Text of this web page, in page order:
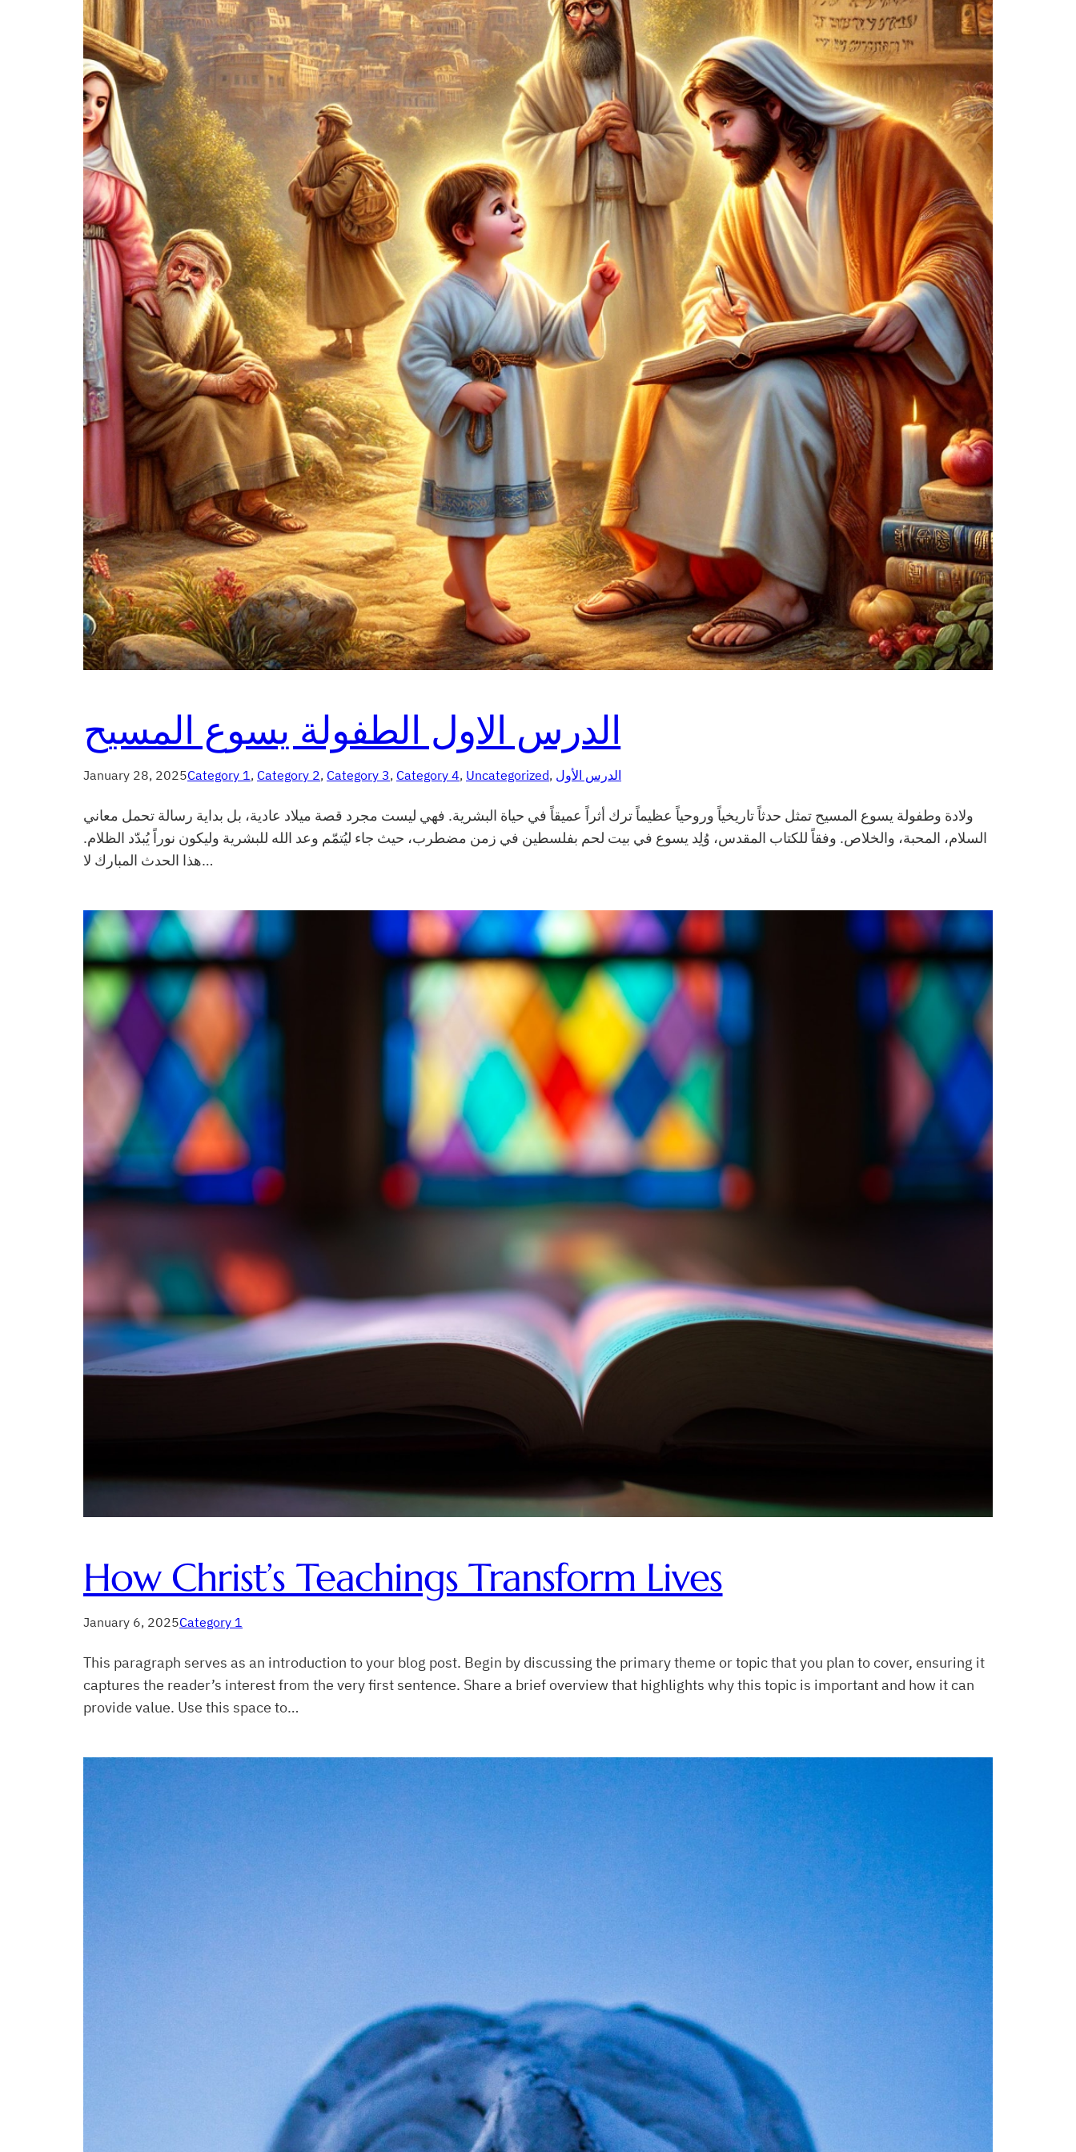
الدرس الاول الطفولة يسوع المسيح
January 28, 2025Category 1, Category 2, Category 3, Category 4, Uncategorized, الدرس الأول
ولادة وطفولة يسوع المسيح تمثل حدثاً تاريخياً وروحياً عظيماً ترك أثراً عميقاً في حياة البشرية. فهي ليست مجرد قصة ميلاد عادية، بل بداية رسالة تحمل معاني
السلام، المحبة، والخلاص. وفقاً للكتاب المقدس، وُلِد يسوع في بيت لحم بفلسطين في زمن مضطرب، حيث جاء ليُتمّم وعد الله للبشرية وليكون نوراً يُبدّد الظلام.
هذا الحدث المبارك لا…
How Christ’s Teachings Transform Lives
January 6, 2025Category 1
This paragraph serves as an introduction to your blog post. Begin by discussing the primary theme or topic that you plan to cover, ensuring it
captures the reader’s interest from the very first sentence. Share a brief overview that highlights why this topic is important and how it can
provide value. Use this space to…